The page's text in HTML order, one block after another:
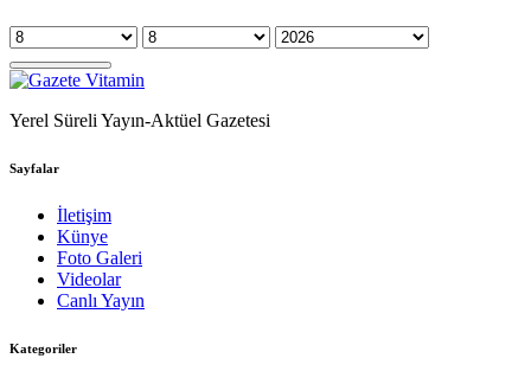
Yerel Süreli Yayın-Aktüel Gazetesi
Sayfalar
İletişim
Künye
Foto Galeri
Videolar
Canlı Yayın
Kategoriler